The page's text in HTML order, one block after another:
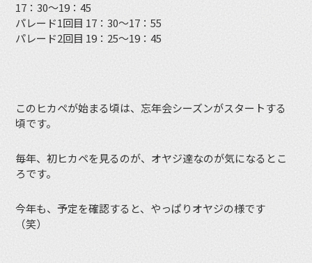
17：30～19：45
パレード1回目 17：30～17：55
パレード2回目 19：25～19：45
このヒカペが始まる頃は、忘年会シーズンがスタートする
頃です。
毎年、初ヒカペを見るのが、オヤジ達なのが気になるとこ
ろです。
今年も、予定を確認すると、やっぱりオヤジの様です
（笑）